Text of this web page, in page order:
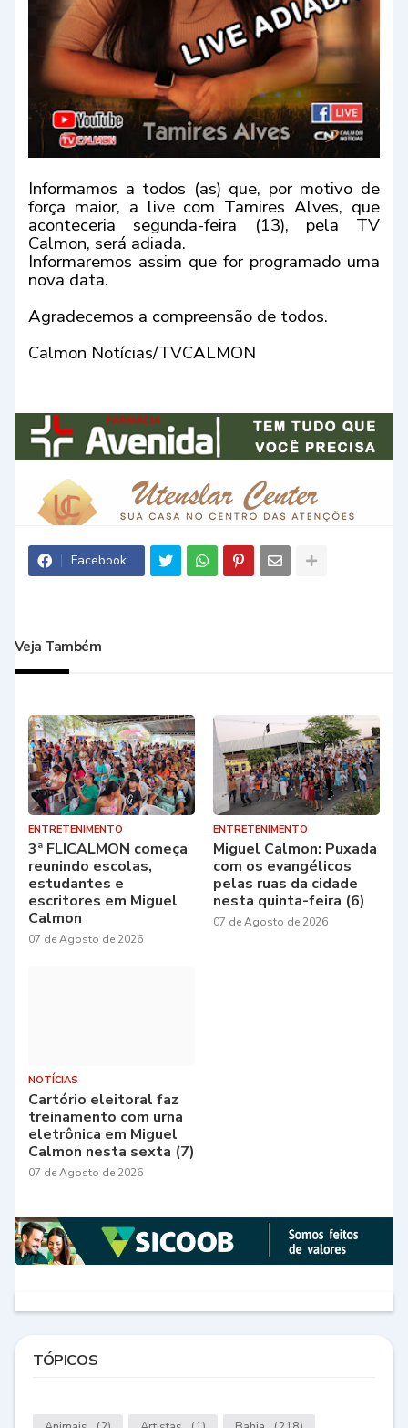
Informamos a todos (as) que, por motivo de
força maior, a live com Tamires Alves, que
aconteceria segunda-feira (13), pela TV
Calmon, será adiada.
Informaremos assim que for programado uma
nova data.
Agradecemos a compreensão de todos.
Calmon Notícias/TVCALMON
Facebook
Veja Também
ENTRETENIMENTO
3ª FLICALMON começa
reunindo escolas,
estudantes e
escritores em Miguel
Calmon
07 de Agosto de 2026
ENTRETENIMENTO
Miguel Calmon: Puxada
com os evangélicos
pelas ruas da cidade
nesta quinta-feira (6)
07 de Agosto de 2026
NOTÍCIAS
Cartório eleitoral faz
treinamento com urna
eletrônica em Miguel
Calmon nesta sexta (7)
07 de Agosto de 2026
TÓPICOS